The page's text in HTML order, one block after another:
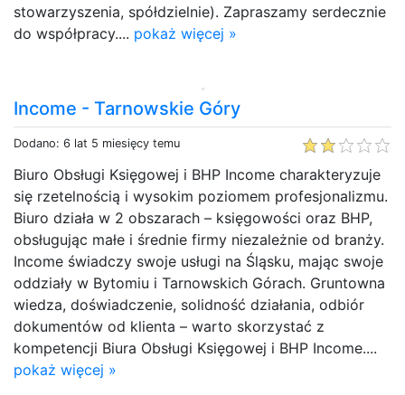
stowarzyszenia, spółdzielnie). Zapraszamy serdecznie
do współpracy.... pokaż więcej »
Income - Tarnowskie Góry
Dodano: 6 lat 5 miesięcy temu
Biuro Obsługi Księgowej i BHP Income charakteryzuje
się rzetelnością i wysokim poziomem profesjonalizmu.
Biuro działa w 2 obszarach – księgowości oraz BHP,
obsługując małe i średnie firmy niezależnie od branży.
Income świadczy swoje usługi na Śląsku, mając swoje
oddziały w Bytomiu i Tarnowskich Górach. Gruntowna
wiedza, doświadczenie, solidność działania, odbiór
dokumentów od klienta – warto skorzystać z
kompetencji Biura Obsługi Księgowej i BHP Income....
pokaż więcej »